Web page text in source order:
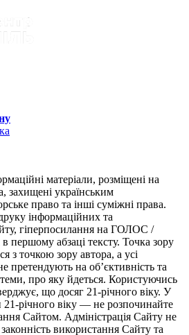
матеріали, розміщені на
захищені українським
право та інші суміжні права.
інформаційних та
гіперпосилання на ГОЛОС /
першому абзаці тексту. Точка зору
з точкою зору автора, а усі
претендують на об’єктивність та
теми, про яку йдеться. Користуючись
що досяг 21-річного віку. У
21-річного віку — не розпочинайте
Сайтом. Адміністрація Сайту не
законність використання Сайту та